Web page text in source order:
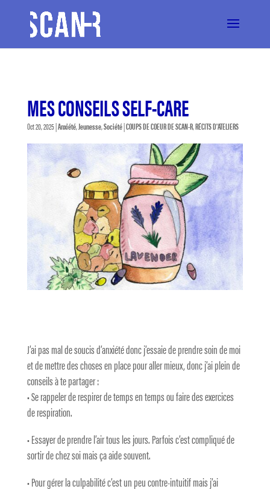
MES CONSEILS SELF-CARE
Oct 20, 2025|Anxiété,Jeunesse,Société|COUPS DE COEUR DE SCAN-R,RÉCITS D'ATELIERS
J’ai pas mal de soucis d’anxiété donc j’essaie de prendre soin de moi
et de mettre des choses en place pour aller mieux, donc j’ai plein de
conseils à te partager :
• Se rappeler de respirer de temps en temps ou faire des exercices
de respiration.
• Essayer de prendre l’air tous les jours. Parfois c’est compliqué de
sortir de chez soi mais ça aide souvent.
• Pour gérer la culpabilité c’est un peu contre-intuitif mais j’ai